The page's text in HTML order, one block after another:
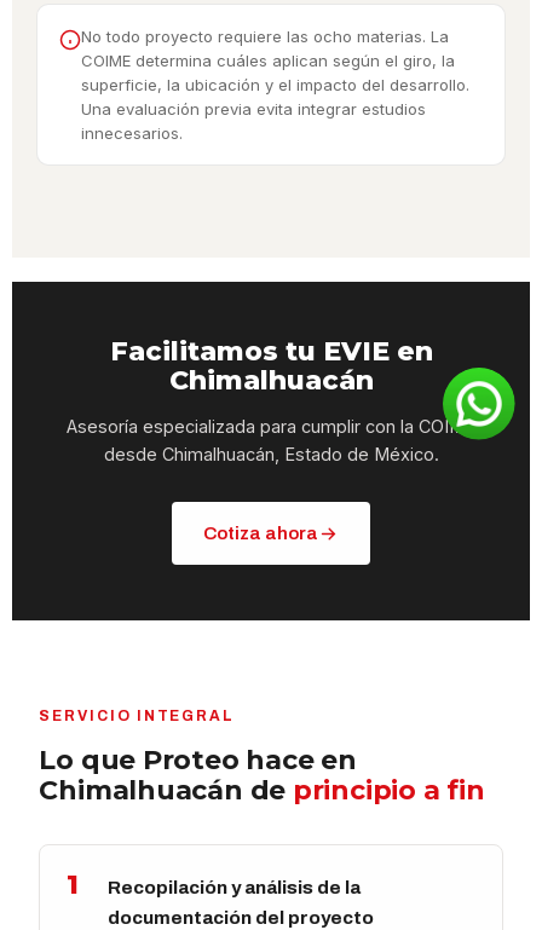
No todo proyecto requiere las ocho materias. La
COIME determina cuáles aplican según el giro, la
superficie, la ubicación y el impacto del desarrollo.
Una evaluación previa evita integrar estudios
innecesarios.
Facilitamos tu EVIE en
Chimalhuacán
Asesoría especializada para cumplir con la COIME
desde Chimalhuacán, Estado de México.
Cotiza ahora
SERVICIO INTEGRAL
Lo que Proteo hace en
Chimalhuacán de principio a fin
1
Recopilación y análisis de la
documentación del proyecto